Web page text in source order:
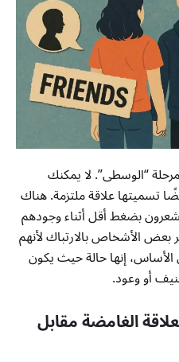
“الوسطى”. لا يمكنك
تسميتها علاقة ملتزمة. هناك
بضغط أقل أثناء وجودهم
الأشخاص بالارتباك لأنهم
الأساس، إنها حالة حيث يكون
أو وعود.
الغامضة مقابل